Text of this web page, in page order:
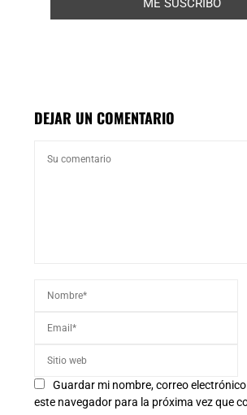
DEJAR UN COMENTARIO
Guardar mi nombre, correo
este navegador para la próxima vez que